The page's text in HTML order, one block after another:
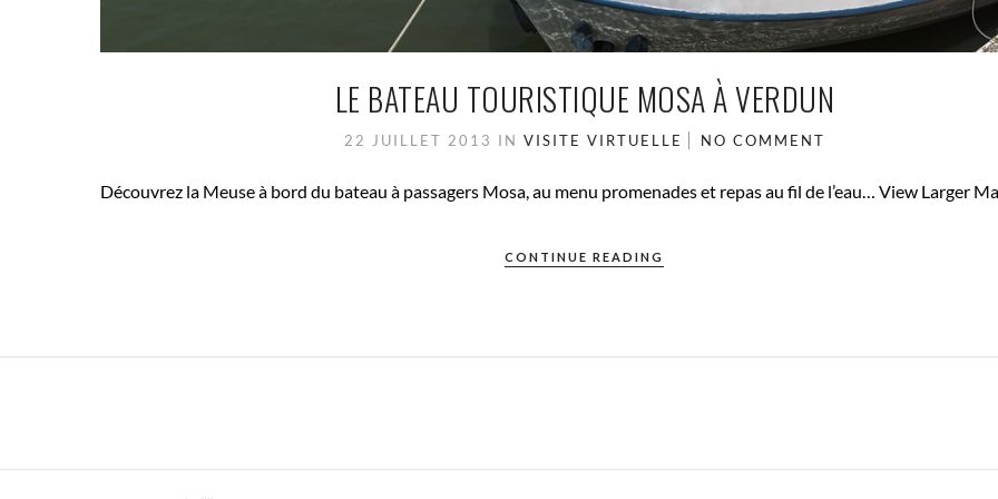
LE BATEAU TOURISTIQUE MOSA À VERDUN
22 JUILLET 2013 IN VISITE VIRTUELLE NO COMMENT
Découvrez la Meuse à bord du bateau à passagers Mosa, au menu promenades et repas au fil de l’eau… View Larger
CONTINUE READING